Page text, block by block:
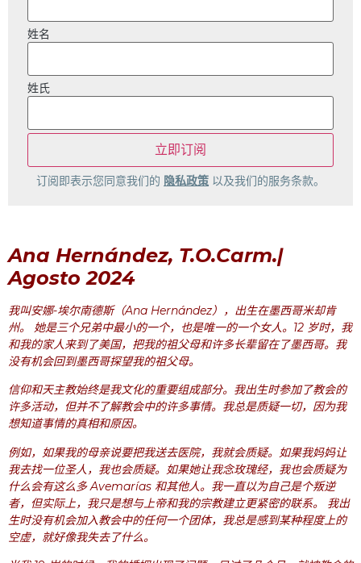
姓名
姓氏
订阅即表示您同意我们的 隐私政策 以及我们的服务条款。
Ana Hernández, T.O.Carm.|
Agosto 2024
我叫安娜-埃尔南德斯（Ana Hernández），出生在墨西哥米却肯
州。 她是三个兄弟中最小的一个，也是唯一的一个女人。12 岁时，我
和我的家人来到了美国，把我的祖父母和许多长辈留在了墨西哥。我
没有机会回到墨西哥探望我的祖父母。
信仰和天主教始终是我文化的重要组成部分。我出生时参加了教会的
许多活动，但并不了解教会中的许多事情。我总是质疑一切，因为我
想知道事情的真相和原因。
例如，如果我的母亲说要把我送去医院，我就会质疑。如果我妈妈让
我去找一位圣人，我也会质疑。如果她让我念玫瑰经，我也会质疑为
什么会有这么多 Avemarías 和其他人。我一直以为自己是个叛逆
者，但实际上，我只是想与上帝和我的宗教建立更紧密的联系。 我出
生时没有机会加入教会中的任何一个团体，我总是感到某种程度上的
空虚，就好像我失去了什么。